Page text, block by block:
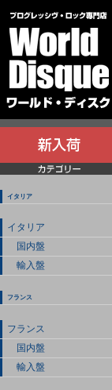
イタリア
イタリア
国内盤
輸入盤
フランス
フランス
国内盤
輸入盤